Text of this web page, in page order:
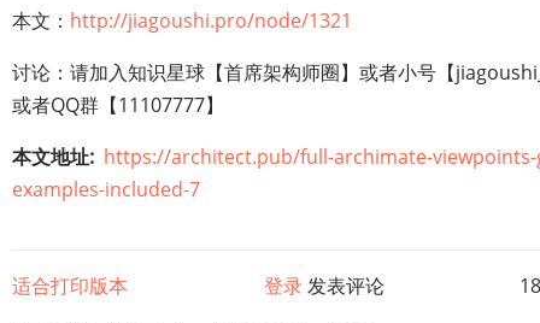
本文： http://jiagoushi.pro/node/1321
讨论：请加入知识星球【首席架构师圈】或者小号【
或者QQ群【11107777】
本文地址 https://architect.pub/full-archimate-viewpoints-
examples-included-7
适合打印版本 登录发表评论